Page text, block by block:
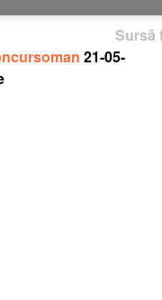
Sursă foto:
21-05-
457